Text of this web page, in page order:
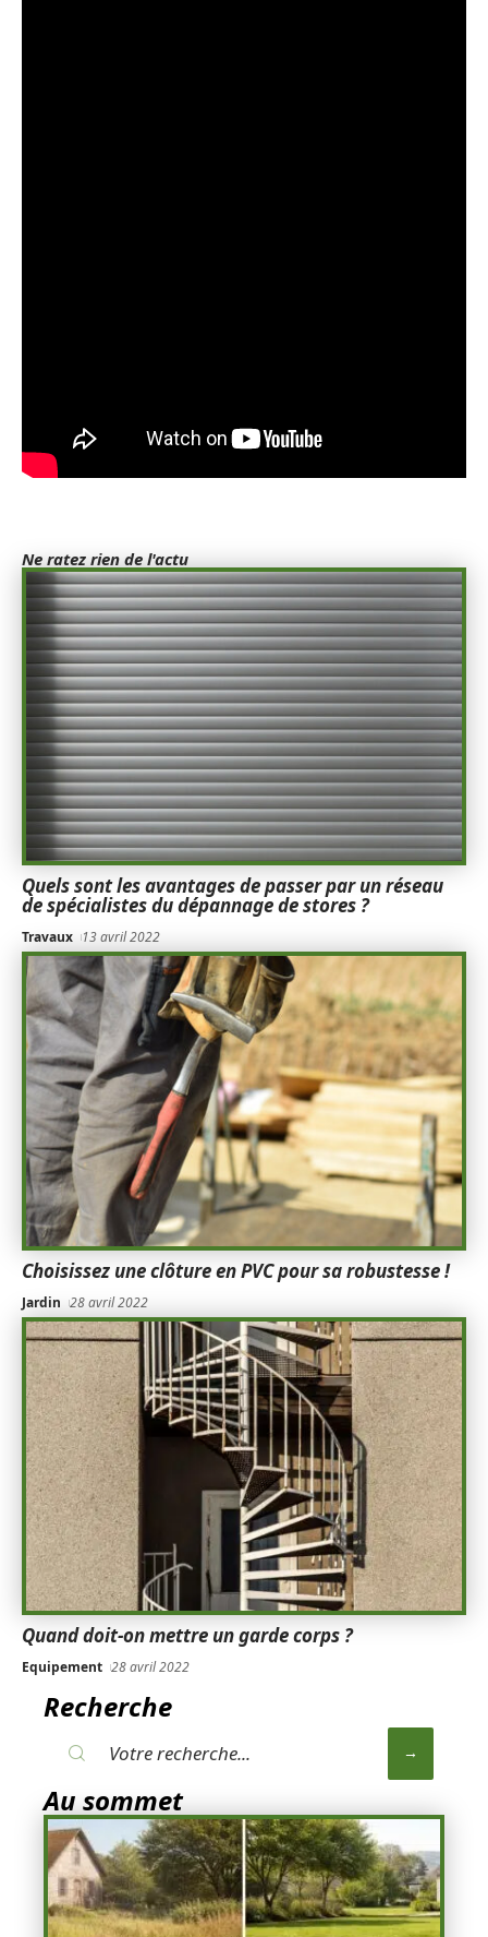
Ne ratez rien de l'actu
Quels sont les avantages de passer par un réseau
de spécialistes du dépannage de stores ?
Travaux 13 avril 2022
Choisissez une clôture en PVC pour sa robustesse !
Jardin 28 avril 2022
Quand doit-on mettre un garde corps ?
Equipement 28 avril 2022
Recherche
Au sommet